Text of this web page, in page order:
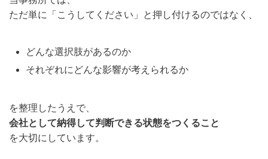
ただ単に「こうしてください」と押し付けるのではなく、
どんな選択肢があるのか
それぞれにどんな影響が考えられるか
を整理したうえで、
会社として納得して判断できる状態をつくること
を大切にしています。